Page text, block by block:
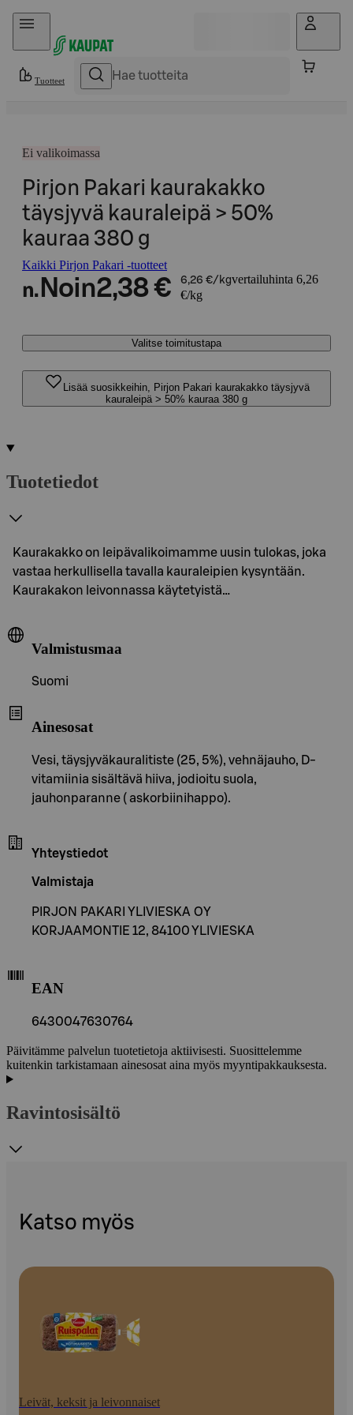
Hyppää sisältöön
Tuotteet
Ei valikoimassa
Pirjon Pakari kaurakakko
täysjyvä kauraleipä > 50%
kauraa 380 g
Kaikki Pirjon Pakari -tuotteet
n. Noin2,38 € 6,26 €/kgvertailuhinta 6,26
€/kg
Valitse toimitustapa
Lisää suosikkeihin, Pirjon Pakari kaurakakko täysjyvä
kauraleipä > 50% kauraa 380 g
Tuotetiedot
Kaurakakko on leipävalikoimamme uusin tulokas, joka
vastaa herkullisella tavalla kauraleipien kysyntään.
Kaurakakon leivonnassa käytetyistä…
Valmistusmaa
Suomi
Ainesosat
Vesi, täysjyväkauralitiste (25, 5%), vehnäjauho, D-
vitamiinia sisältävä hiiva, jodioitu suola,
jauhonparanne ( askorbiinihappo).
Yhteystiedot
Valmistaja
PIRJON PAKARI YLIVIESKA OY
KORJAAMONTIE 12, 84100 YLIVIESKA
EAN
6430047630764
Päivitämme palvelun tuotetietoja aktiivisesti. Suosittelemme
kuitenkin tarkistamaan ainesosat aina myös myyntipakkauksesta.
Ravintosisältö
Katso myös
Leivät, keksit ja leivonnaiset